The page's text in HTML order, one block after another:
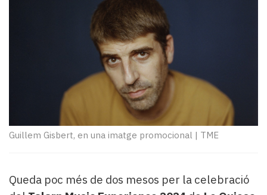
Subscriptors
del
Pallars
Guillem Gisbert, en una imatge promocional | TME
Queda poc més de dos mesos per la celebració